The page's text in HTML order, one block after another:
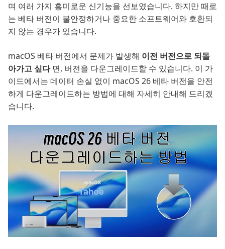
며 여러 가지 흥미로운 신기능을 선보였습니다. 하지만 때로
는 베타 버전이 불안정하거나 중요한 소프트웨어와 호환되
지 않는 경우가 있습니다.
macOS 베타 버전에서 문제가 발생해 이전 버전으로 되돌
아가고 싶다 면, 버전을 다운그레이드할 수 있습니다. 이 가
이드에서는 데이터 손실 없이 macOS 26 베타 버전을 안전
하게 다운그레이드하는 방법에 대해 자세히 안내해 드리겠
습니다.